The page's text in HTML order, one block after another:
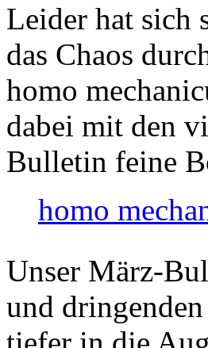
Leider hat sich
das Chaos
homo
dabei mit den
Bulletin feine
homo
Unser März-
und